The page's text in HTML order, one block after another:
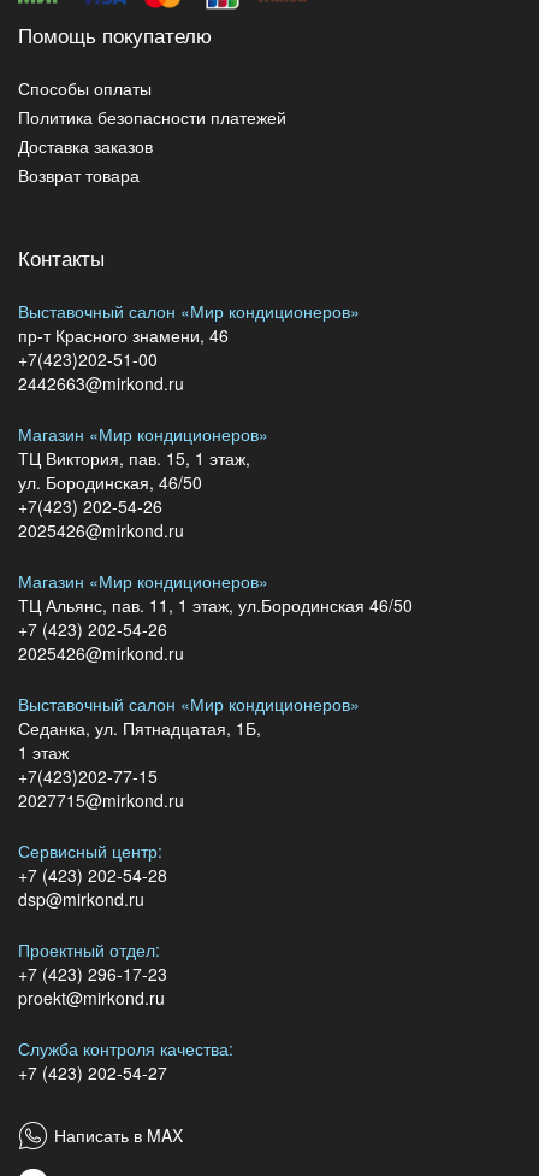
Помощь покупателю
Способы оплаты
Политика безопасности платежей
Доставка заказов
Возврат товара
Контакты
Выставочный салон «Мир кондиционеров»
пр-т Красного знамени, 46
+7(423)202-51-00
2442663@mirkond.ru
Магазин «Мир кондиционеров»
ТЦ Виктория, пав. 15, 1 этаж,
ул. Бородинская, 46/50
+7(423) 202-54-26
2025426@mirkond.ru
Магазин «Мир кондиционеров»
ТЦ Альянс, пав. 11, 1 этаж, ул.Бородинская 46/50
+7 (423) 202-54-26
2025426@mirkond.ru
Выставочный салон «Мир кондиционеров»
Седанка, ул. Пятнадцатая, 1Б,
1 этаж
+7(423)202-77-15
2027715@mirkond.ru
Сервисный центр:
+7 (423) 202-54-28
dsp@mirkond.ru
Проектный отдел:
+7 (423) 296-17-23
proekt@mirkond.ru
Служба контроля качества:
+7 (423) 202-54-27
Написать в MAX